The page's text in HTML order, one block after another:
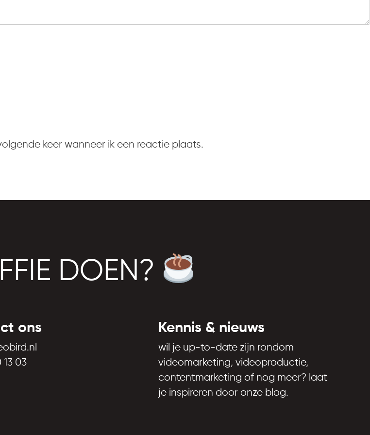
keer wanneer ik een reactie plaats.
DOEN?
ons
13 03
Kennis & nieuws
wil je up-to-date zijn rondom
videomarketing, videoproductie,
contentmarketing of nog meer? laat
je inspireren door onze blog.